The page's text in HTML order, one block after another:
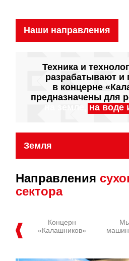
Наши направления
Техника и
разрабатывают и
в концерне
предназначены для
на воде
Земля
Направления
сектора
Концерн
«Калашников»